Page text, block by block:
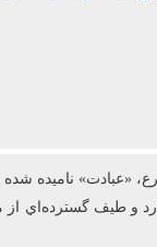
ناميده شده
و طيف گسترده‌اي